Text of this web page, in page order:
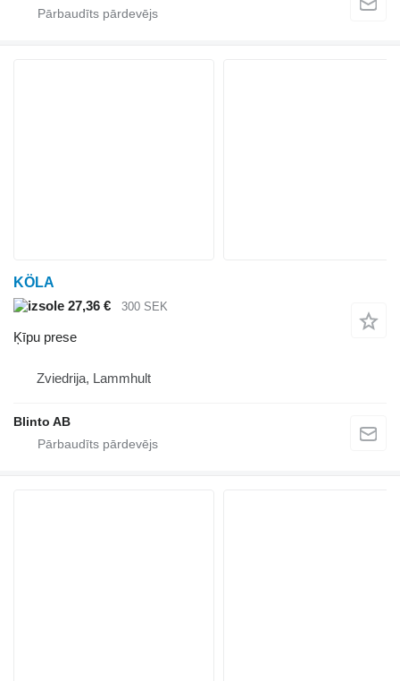
KÖLA
27,36 €
300 SEK
Ķīpu prese
Zviedrija, Lammhult
Blinto AB